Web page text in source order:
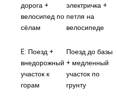
дорога +
велосипед по
сёлам
электричка +
петля на
велосипеде
E: Поезд +
внедорожный
участок к
горам
Поезд до базы
+ медленный
участок по
грунту